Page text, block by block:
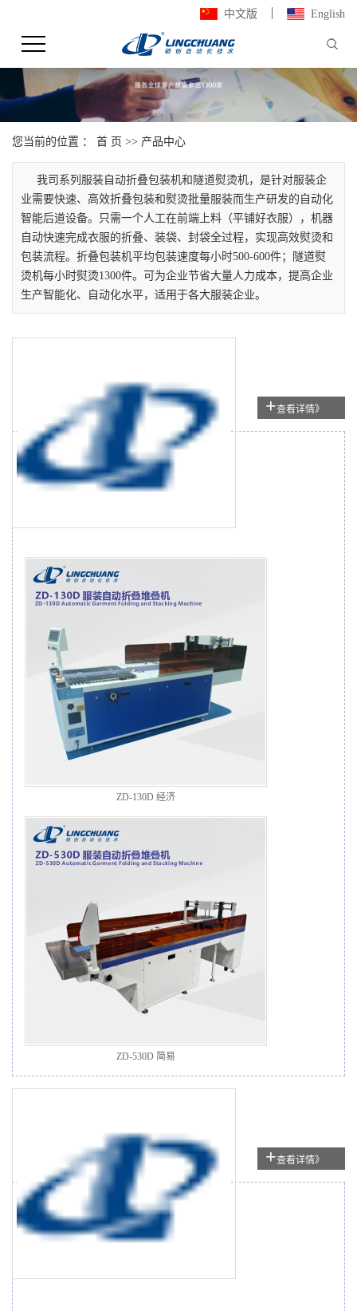
中文版 English
您当前的位置 ： 首 页 >> 产品中心
我司系列服装自动折叠包装机和隧道熨烫机，是针对服装企
业需要快速、高效折叠包装和熨烫批量服装而生产研发的自动化
智能后道设备。只需一个人工在前端上料（平铺好衣服），机器
自动快速完成衣服的折叠、装袋、封袋全过程，实现高效熨烫和
包装流程。折叠包装机平均包装速度每小时500-600件；隧道熨
烫机每小时熨烫1300件。可为企业节省大量人力成本，提高企业
生产智能化、自动化水平，适用于各大服装企业。
+查看详情》
ZD-130D 经济
ZD-530D 简易
+查看详情》